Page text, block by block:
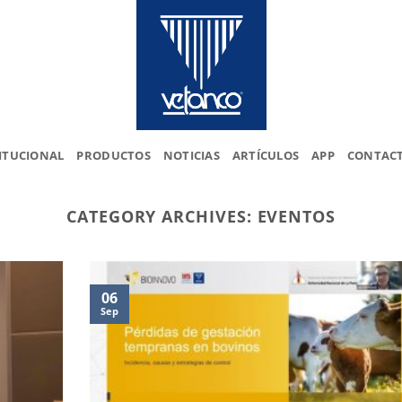
PRODUCTOS NOTICIAS ARTÍCULOS APP
CATEGORY ARCHIVES: EVENTOS
06
Sep